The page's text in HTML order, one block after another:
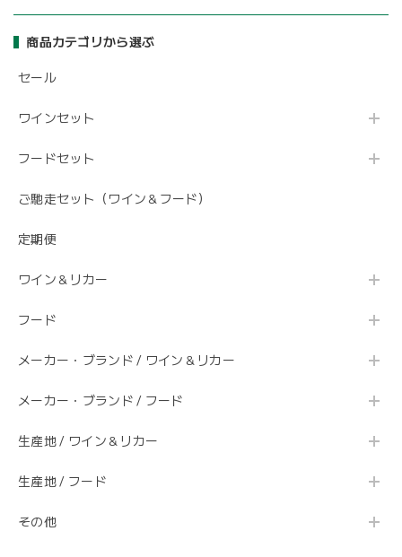
商品カテゴリから選ぶ
セール
ワインセット
フードセット
ご馳走セット（ワイン＆フード）
定期便
ワイン＆リカー
フード
メーカー・ブランド / ワイン＆リカー
メーカー・ブランド / フード
生産地 / ワイン＆リカー
生産地 / フード
その他